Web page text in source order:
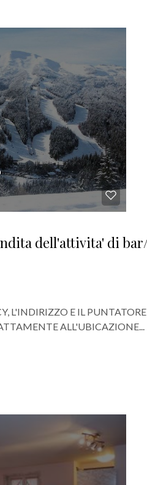
dell'attivita' di
L'INDIRIZZO E IL
ALL'UBICAZIONE...